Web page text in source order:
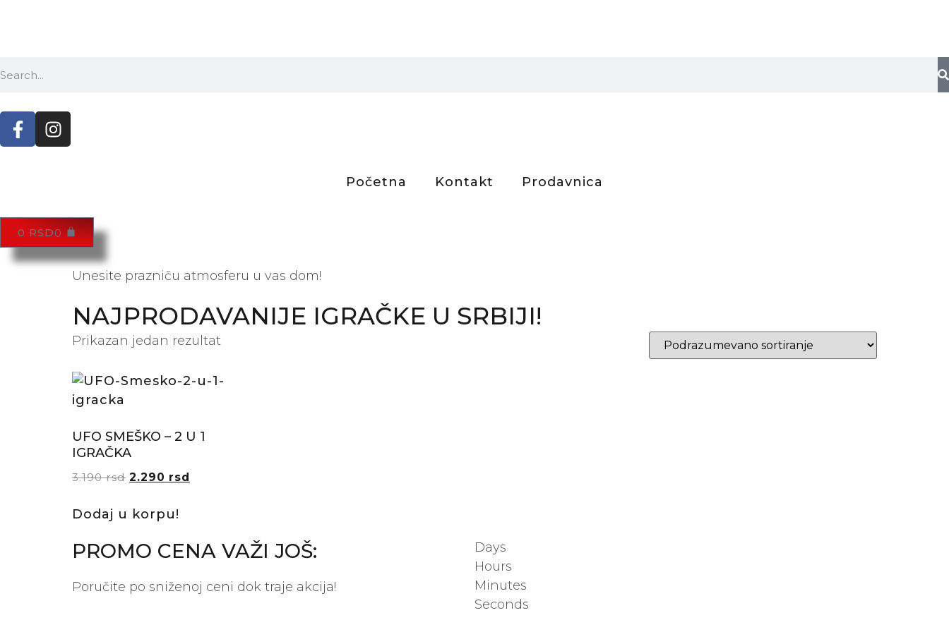
Početna Kontakt Prodavnica
0 RSD0
Unesite prazniču atmosferu u vas dom!
NAJPRODAVANIJE IGRAČKE U SRBIJI!
Prikazan jedan rezultat
UFO SMEŠKO – 2 U 1
IGRAČKA
3.190rsd 2.290 rsd
Dodaj u korpu!
PROMO CENA VAŽI JOŠ:
Poručite po sniženoj ceni dok traje akcija!
Days
Hours
Minutes
Seconds